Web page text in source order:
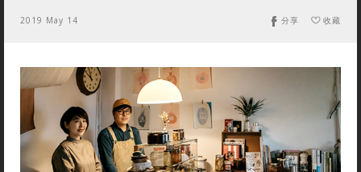
2019 May 14 收藏
分享